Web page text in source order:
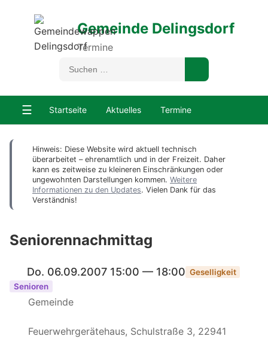
Gemeinde Delingsdorf
Termine
☰ Startseite Aktuelles Termine
Hinweis: Diese Website wird aktuell technisch
überarbeitet – ehrenamtlich und in der Freizeit. Daher
kann es zeitweise zu kleineren Einschränkungen oder
ungewohnten Darstellungen kommen. Weitere
Informationen zu den Updates. Vielen Dank für das
Verständnis!
Seniorennachmittag
Do. 06.09.2007 15:00 — 18:00 Geselligkeit
Senioren
Gemeinde
Feuerwehrgerätehaus, Schulstraße 3, 22941